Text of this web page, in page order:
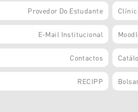
Provedor Do Estudante
E-Mail Institucional
Contactos
RECIPP